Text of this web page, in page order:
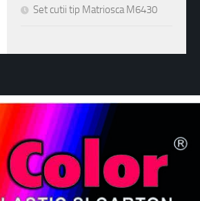
Set cutii tip Matriosca M6430